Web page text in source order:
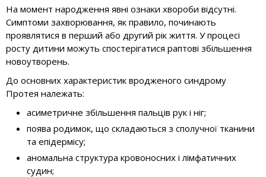
На момент народження явні ознаки хвороби відсутні.
Симптоми захворювання, як правило, починають
проявлятися в перший або другий рік життя. У процесі
росту дитини можуть спостерігатися раптові збільшення
новоутворень.
До основних характеристик вродженого синдрому
Протея належать:
асиметричне збільшення пальців рук і ніг;
поява родимок, що складаються з сполучної тканини
та епідермісу;
аномальна структура кровоносних і лімфатичних
судин;